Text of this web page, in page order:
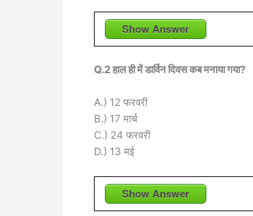
Show Answer
Q.2 हाल ही में डार्विन दिवस कब मनाया गया?
A.) 12 फरवरी
B.) 17 मार्च
C.) 24 फरवरी
D.) 13 मई
Show Answer